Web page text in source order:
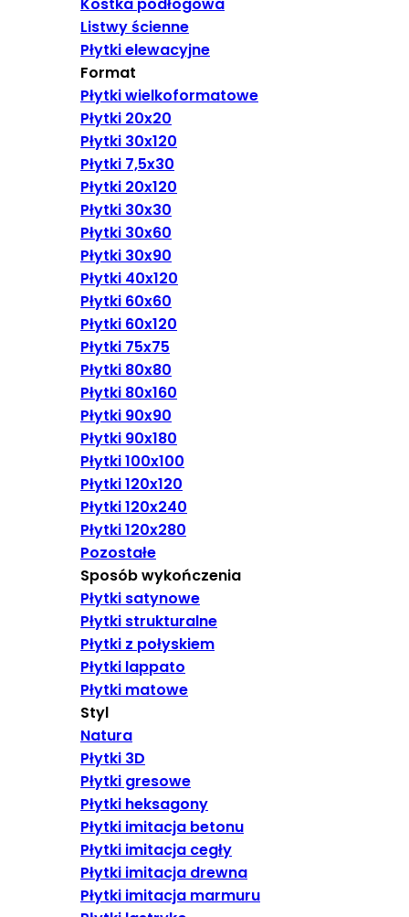
Kostka podłogowa
Listwy ścienne
Płytki elewacyjne
Format
Płytki wielkoformatowe
Płytki 20x20
Płytki 30x120
Płytki 7,5x30
Płytki 20x120
Płytki 30x30
Płytki 30x60
Płytki 30x90
Płytki 40x120
Płytki 60x60
Płytki 60x120
Płytki 75x75
Płytki 80x80
Płytki 80x160
Płytki 90x90
Płytki 90x180
Płytki 100x100
Płytki 120x120
Płytki 120x240
Płytki 120x280
Pozostałe
Sposób wykończenia
Płytki satynowe
Płytki strukturalne
Płytki z połyskiem
Płytki lappato
Płytki matowe
Styl
Natura
Płytki 3D
Płytki gresowe
Płytki heksagony
Płytki imitacja betonu
Płytki imitacja cegły
Płytki imitacja drewna
Płytki imitacja marmuru